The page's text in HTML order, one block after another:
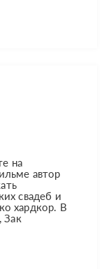
на
автор
свадеб и
хардкор. В
Зак